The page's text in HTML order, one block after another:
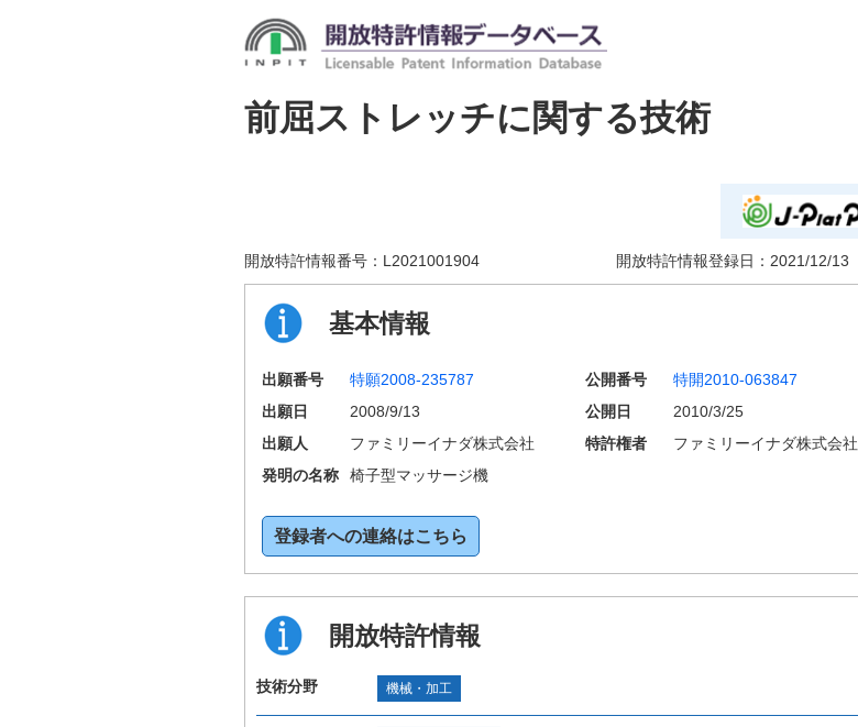
前屈ストレッチに関する技術
開放特許情報番号： L2021001904 開放特許情報登録日： 2021/12/13
基本情報
出願番号 特願2008-235787 公開番号 特開2010-063847
出願日
2008/9/13 公開日
2010/3/25
出願人
ファミリーイナダ株式会社 特許権者 ファミリーイナダ株式会社
発明の名称
椅子型マッサージ機
登録者への連絡はこちら
開放特許情報
技術分野 機械・加工